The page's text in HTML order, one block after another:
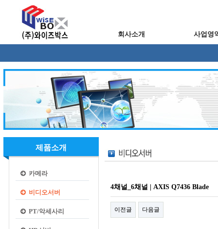
회사소개 사업영
제품소개
카메라
비디오서버
PT/악세사리
4채널_6채널 | AXIS Q7436 Blade
이전글 다음글